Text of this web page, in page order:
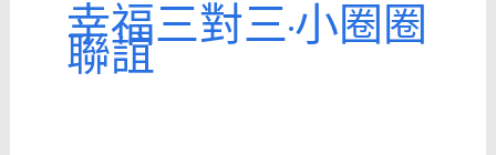
幸福三對三·小圈圈
聯誼